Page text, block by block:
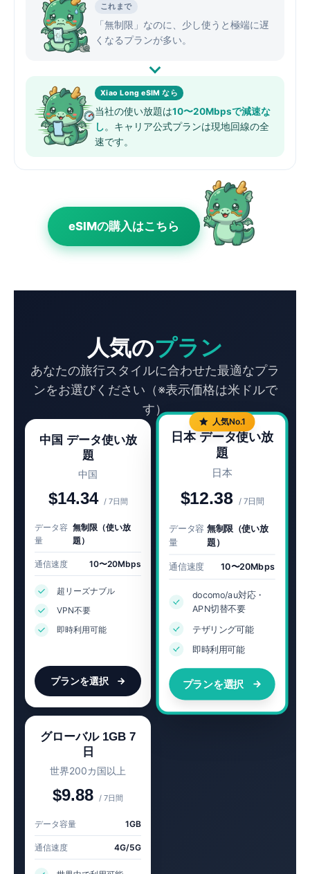
これまで
「無制限」なのに、少し使うと極端に遅
くなるプランが多い。
Xiao Long eSIM なら
当社の使い放題は10〜20Mbpsで減速な
し。キャリア公式プランは現地回線の全
速です。
eSIMの購入はこちら
人気のプラン
あなたの旅行スタイルに合わせた最適なプラ
ンをお選びください（※表示価格は米ドルで
す）
中国 データ使い放
題
中国
$14.34 / 7日間
データ容
量
無制限（使い放
題）
通信速度 10〜20Mbps
超リーズナブル
VPN不要
即時利用可能
プランを選択
人気No.1
日本 データ使い放
題
日本
$12.38 / 7日間
データ容
量
無制限（使い放
題）
通信速度 10〜20Mbps
docomo/au対応・
APN切替不要
テザリング可能
即時利用可能
プランを選択
グローバル 1GB 7
日
世界200カ国以上
$9.88 / 7日間
データ容量 1GB
通信速度 4G/5G